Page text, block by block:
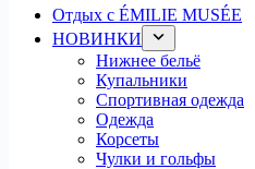
Отдых с ÉMILIE MUSÉE
НОВИНКИ
Нижнее бельё
Купальники
Спортивная одежда
Одежда
Корсеты
Чулки и гольфы